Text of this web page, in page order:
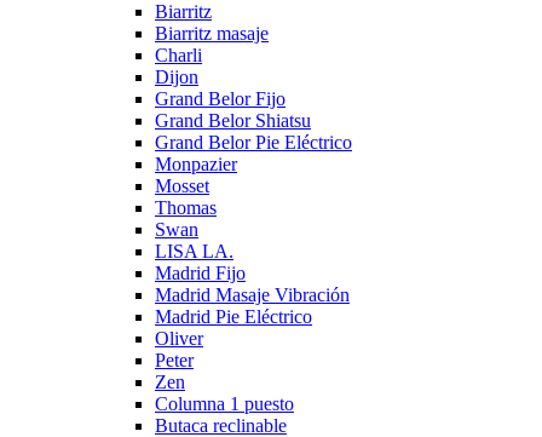
Biarritz
Biarritz masaje
Charli
Dijon
Grand Belor Fijo
Grand Belor Shiatsu
Grand Belor Pie Eléctrico
Monpazier
Mosset
Thomas
Swan
LISA LA.
Madrid Fijo
Madrid Masaje Vibración
Madrid Pie Eléctrico
Oliver
Peter
Zen
Columna 1 puesto
Butaca reclinable